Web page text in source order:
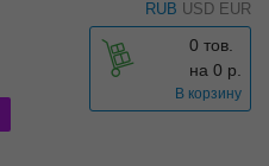
RUB USD EUR
0 тов.
на 0 р.
В корзину